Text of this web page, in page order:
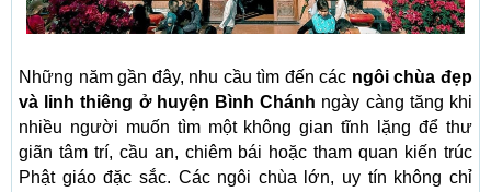
Những năm gần đây, nhu cầu tìm đến các ngôi chùa đẹp
và linh thiêng ở huyện Bình Chánh ngày càng tăng khi
nhiều người muốn tìm một không gian tĩnh lặng để thư
giãn tâm trí, cầu an, chiêm bái hoặc tham quan kiến trúc
Phật giáo đặc sắc. Các ngôi chùa lớn, uy tín không chỉ